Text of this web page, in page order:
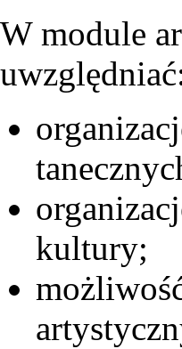
W module
kultury;